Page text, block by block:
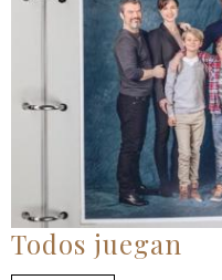
Todos juegan